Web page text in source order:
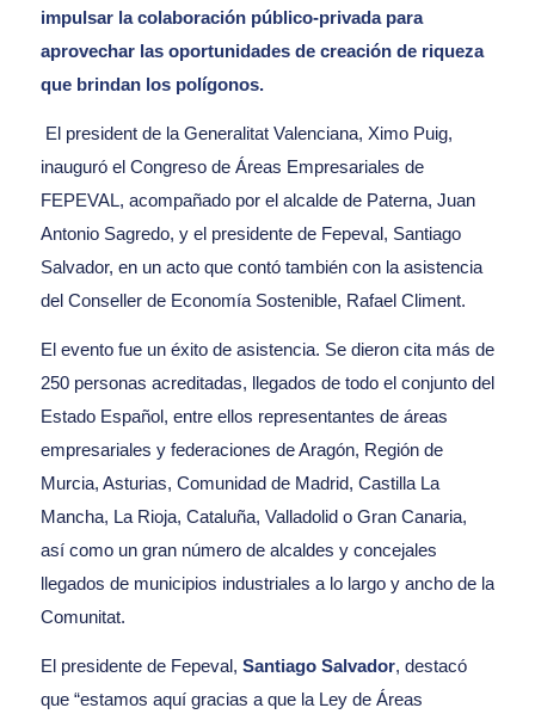
impulsar la colaboración público-privada para
aprovechar las oportunidades de creación de riqueza
que brindan los polígonos.
El president de la Generalitat Valenciana, Ximo Puig,
inauguró el Congreso de Áreas Empresariales de
FEPEVAL, acompañado por el alcalde de Paterna, Juan
Antonio Sagredo, y el presidente de Fepeval, Santiago
Salvador, en un acto que contó también con la asistencia
del Conseller de Economía Sostenible, Rafael Climent.
El evento fue un éxito de asistencia. Se dieron cita más de
250 personas acreditadas, llegados de todo el conjunto del
Estado Español, entre ellos representantes de áreas
empresariales y federaciones de Aragón, Región de
Murcia, Asturias, Comunidad de Madrid, Castilla La
Mancha, La Rioja, Cataluña, Valladolid o Gran Canaria,
así como un gran número de alcaldes y concejales
llegados de municipios industriales a lo largo y ancho de la
Comunitat.
El presidente de Fepeval, Santiago Salvador, destacó
que “estamos aquí gracias a que la Ley de Áreas